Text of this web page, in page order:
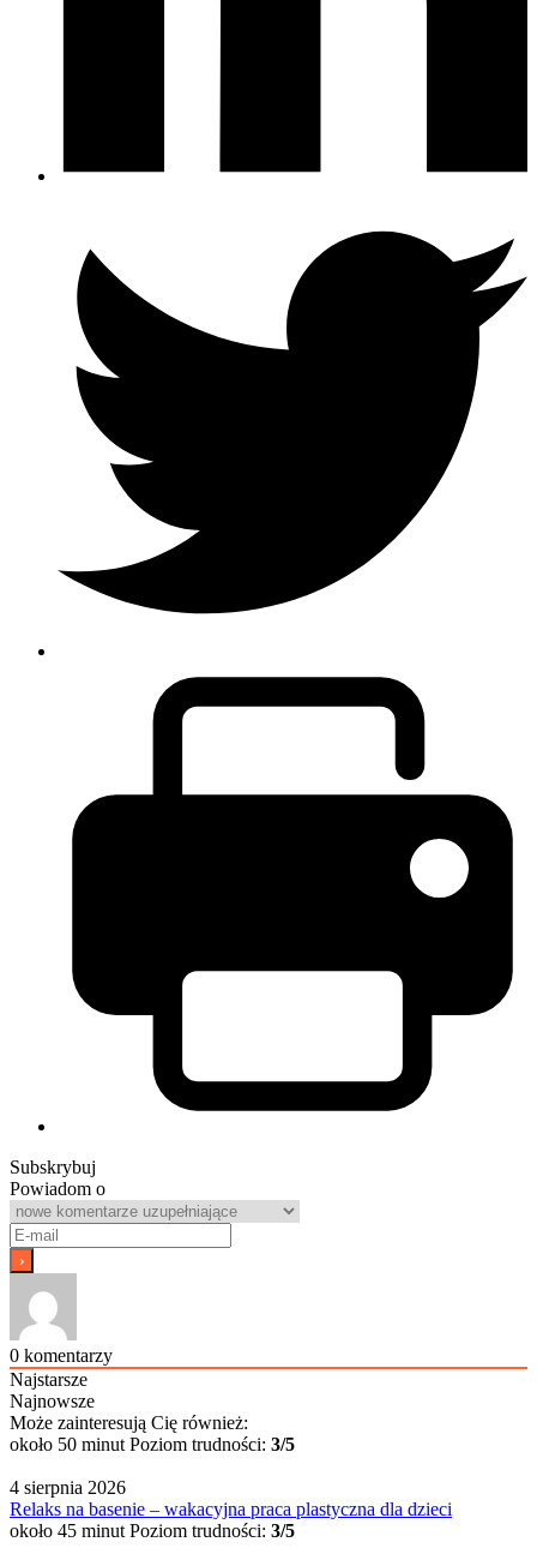
Subskrybuj
Powiadom o
0 komentarzy
Najstarsze
Najnowsze
Może zainteresują Cię również:
około 50 minut Poziom trudności: 3/5
4 sierpnia 2026
Relaks na basenie – wakacyjna praca plastyczna dla dzieci
około 45 minut Poziom trudności: 3/5